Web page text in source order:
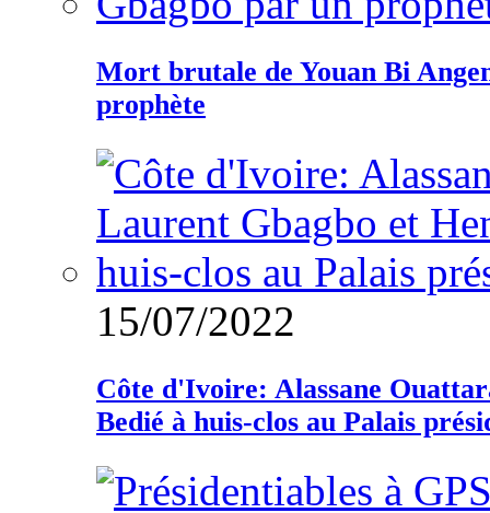
Mort brutale de Youan Bi
prophète
15/07/2022
Côte d'Ivoire: Alassane
Bedié à huis-clos au Palais